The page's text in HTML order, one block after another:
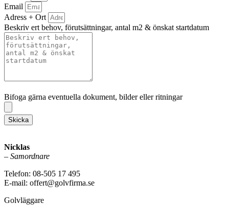
Email
Adress + Ort
Beskriv ert behov, förutsättningar, antal m2 & önskat startdatum
Bifoga gärna eventuella dokument, bilder eller ritningar
Skicka
Nicklas
– Samordnare
Telefon: 08-505 17 495
E-mail: offert@golvfirma.se
Golvläggare